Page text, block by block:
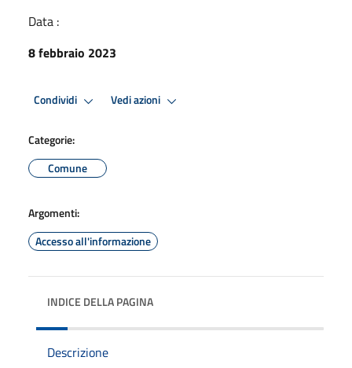
Data :
8 febbraio 2023
Condividi Vedi azioni
Categorie:
Comune
Argomenti:
Accesso all'informazione
INDICE DELLA PAGINA
Descrizione